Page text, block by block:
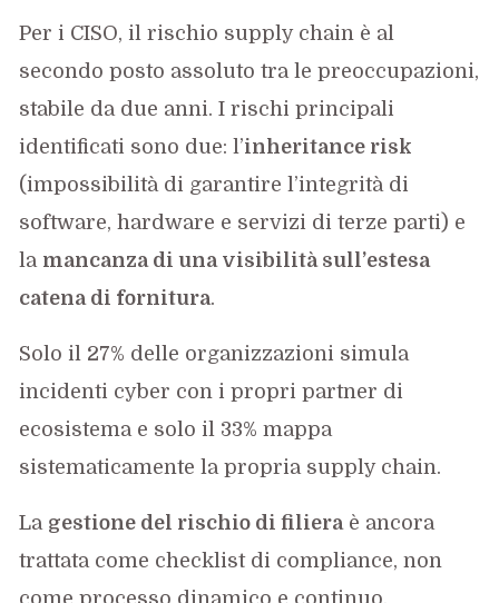
Per i CISO, il rischio supply chain è al
secondo posto assoluto tra le preoccupazioni,
stabile da due anni. I rischi principali
identificati sono due: l’inheritance risk
(impossibilità di garantire l’integrità di
software, hardware e servizi di terze parti) e
la mancanza di una visibilità sull’estesa
catena di fornitura.
Solo il 27% delle organizzazioni simula
incidenti cyber con i propri partner di
ecosistema e solo il 33% mappa
sistematicamente la propria supply chain.
La gestione del rischio di filieraè ancora
trattata come checklist di compliance, non